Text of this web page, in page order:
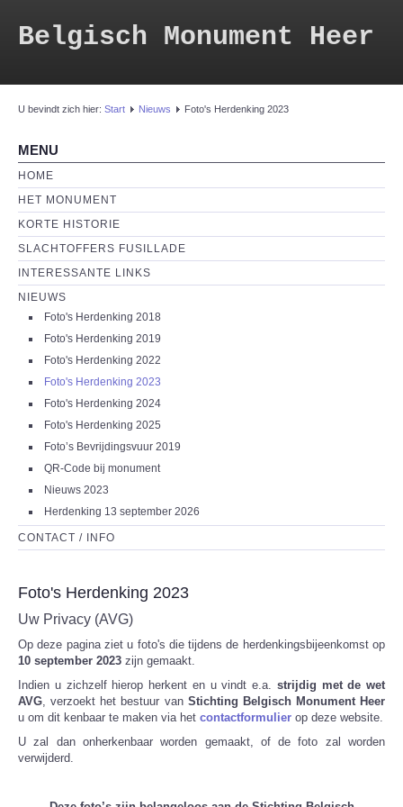
Belgisch Monument Heer
U bevindt zich hier: Start Nieuws Foto's Herdenking 2023
MENU
HOME
HET MONUMENT
KORTE HISTORIE
SLACHTOFFERS FUSILLADE
INTERESSANTE LINKS
NIEUWS
Foto's Herdenking 2018
Foto's Herdenking 2019
Foto's Herdenking 2022
Foto's Herdenking 2023
Foto's Herdenking 2024
Foto's Herdenking 2025
Foto’s Bevrijdingsvuur 2019
QR-Code bij monument
Nieuws 2023
Herdenking 13 september 2026
CONTACT / INFO
Foto's Herdenking 2023
Uw Privacy (AVG)
Op deze pagina ziet u foto's die tijdens de herdenkingsbijeenkomst op
10 september 2023 zijn gemaakt.
Indien u zichzelf hierop herkent en u vindt e.a. strijdig met de wet
AVG, verzoekt het bestuur van Stichting Belgisch Monument Heer
u om dit kenbaar te maken via het contactformulier op deze website.
U zal dan onherkenbaar worden gemaakt, of de foto zal worden
verwijderd.